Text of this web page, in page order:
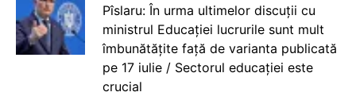
Pîslaru: În urma ultimelor discuții cu
ministrul Educației lucrurile sunt mult
îmbunătățite față de varianta publicată
pe 17 iulie / Sectorul educației este
crucial